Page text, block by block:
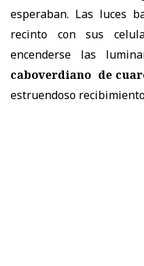
esperaban. Las luces
recinto con sus
encenderse las
caboverdiano de
estruendoso